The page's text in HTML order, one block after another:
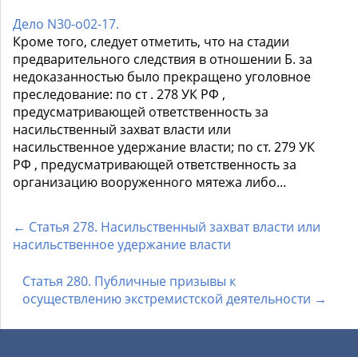
Дело N30-о02-17.
Кроме того, следует отметить, что на стадии
предварительного следствия в отношении Б. за
недоказанностью было прекращено уголовное
преследование: по ст . 278 УК РФ ,
предусматривающей ответственность за
насильственный захват власти или
насильственное удержание власти; по ст. 279 УК
РФ , предусматривающей ответственность за
организацию вооруженного мятежа либо...
← Статья 278. Насильственный захват власти или
насильственное удержание власти
Статья 280. Публичные призывы к
осуществлению экстремистской деятельности →